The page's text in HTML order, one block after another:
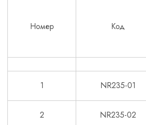
Номер Код
1 NR235-01
2 NR235-02